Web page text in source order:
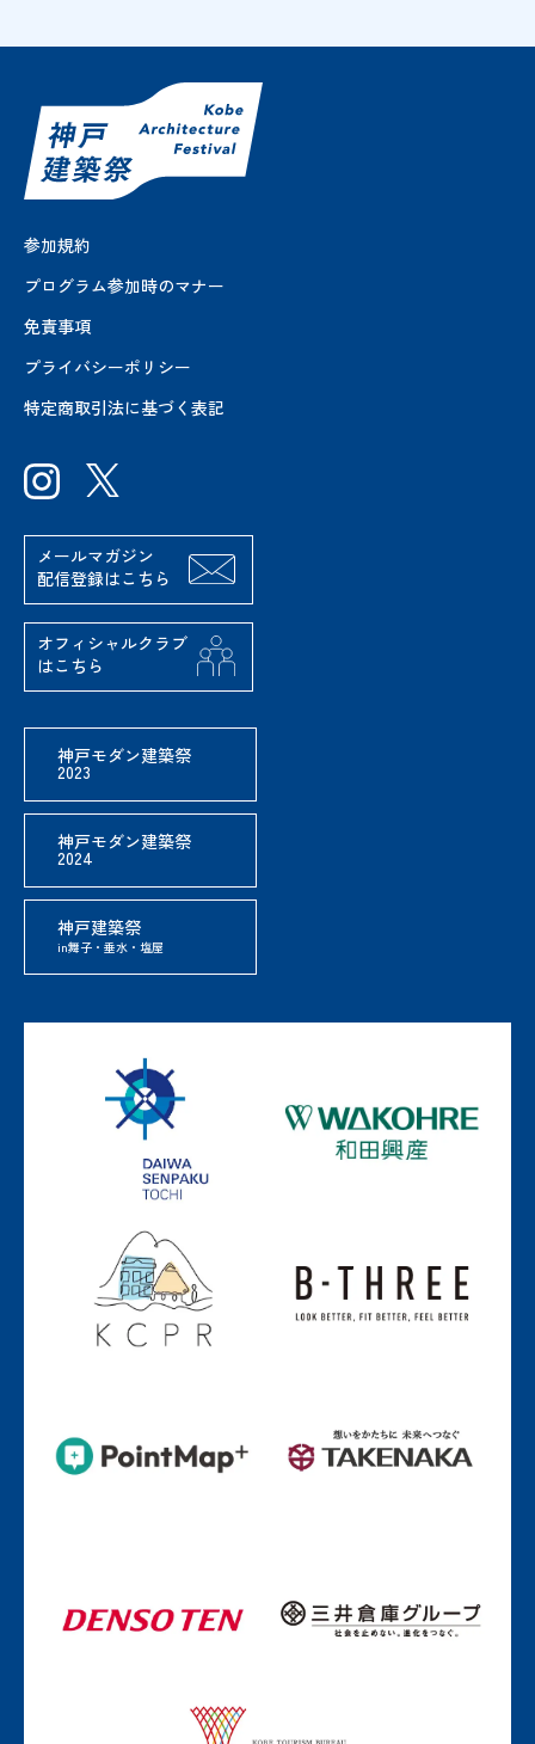
参加規約
プログラム参加時のマナー
免責事項
プライバシーポリシー
特定商取引法に基づく表記
メールマガジン
配信登録はこちら
オフィシャルクラブ
はこちら
神戸モダン建築祭
2023
神戸モダン建築祭
2024
神戸建築祭
in舞子・垂水・塩屋